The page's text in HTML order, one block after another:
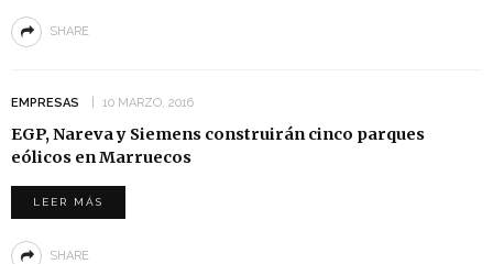
SHARE
EMPRESAS 10 MARZO, 2016
EGP, Nareva y Siemens construirán cinco parques
eólicos en Marruecos
LEER MÁS
SHARE